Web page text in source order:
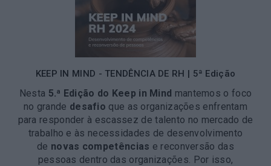
KEEP IN MIND - TENDÊNCIA DE RH | 5ª Edição
Nesta 5.ª Edição do Keep in Mind mantemos o foco
no grande desafio que as organizações enfrentam
para responder à escassez de talento no mercado de
trabalho e às necessidades de desenvolvimento
de novas competências e reconversão das
pessoas dentro das organizações. Por isso,